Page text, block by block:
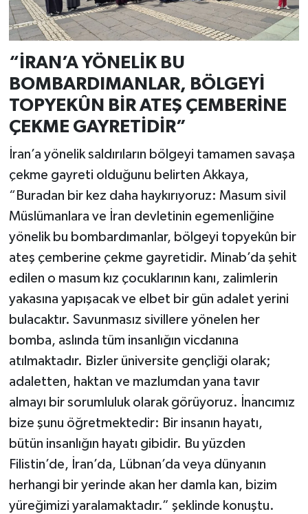
“İRAN’A YÖNELİK BU
BOMBARDIMANLAR, BÖLGEYİ
TOPYEKÛN BİR ATEŞ ÇEMBERİNE
ÇEKME GAYRETİDİR”
İran’a yönelik saldırıların bölgeyi tamamen savaşa
çekme gayreti olduğunu belirten Akkaya,
“Buradan bir kez daha haykırıyoruz: Masum sivil
Müslümanlara ve İran devletinin egemenliğine
yönelik bu bombardımanlar, bölgeyi topyekûn bir
ateş çemberine çekme gayretidir. Minab’da şehit
edilen o masum kız çocuklarının kanı, zalimlerin
yakasına yapışacak ve elbet bir gün adalet yerini
bulacaktır. Savunmasız sivillere yönelen her
bomba, aslında tüm insanlığın vicdanına
atılmaktadır. Bizler üniversite gençliği olarak;
adaletten, haktan ve mazlumdan yana tavır
almayı bir sorumluluk olarak görüyoruz. İnancımız
bize şunu öğretmektedir: Bir insanın hayatı,
bütün insanlığın hayatı gibidir. Bu yüzden
Filistin’de, İran’da, Lübnan’da veya dünyanın
herhangi bir yerinde akan her damla kan, bizim
yüreğimizi yaralamaktadır.” şeklinde konuştu.